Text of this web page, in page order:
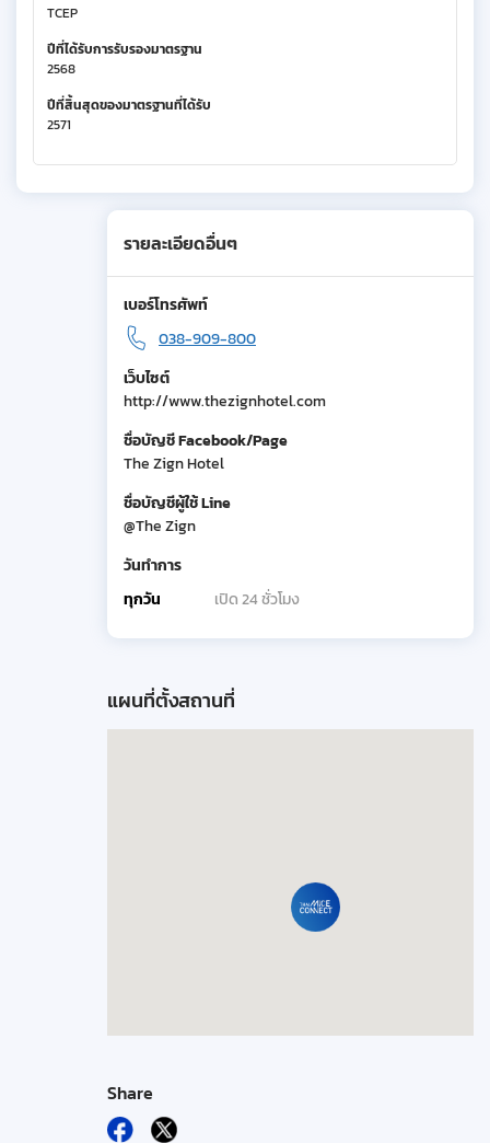
TCEP
ปีที่ได้รับการรับรองมาตรฐาน
2568
ปีที่สิ้นสุดของมาตรฐานที่ได้รับ
2571
รายละเอียดอื่นๆ
เบอร์โทรศัพท์
038-909-800
เว็บไซต์
http://www.thezignhotel.com
ชื่อบัญชี Facebook/Page
The Zign Hotel
ชื่อบัญชีผู้ใช้ Line
@The Zign
วันทำการ
ทุกวัน
เปิด 24 ชั่วโมง
แผนที่ตั้งสถานที่
Share